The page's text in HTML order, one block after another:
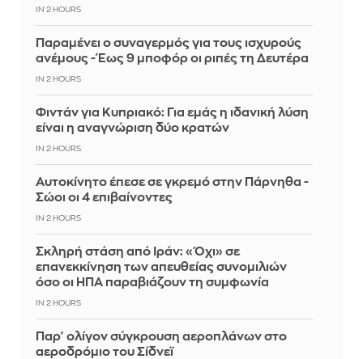
IN 2 HOURS
Παραμένει ο συναγερμός για τους ισχυρούς
ανέμους - Έως 9 μποφόρ οι ριπές τη Δευτέρα
IN 2 HOURS
Φιντάν για Κυπριακό: Για εμάς η ιδανική λύση
είναι η αναγνώριση δύο κρατών
IN 2 HOURS
Αυτοκίνητο έπεσε σε γκρεμό στην Πάρνηθα -
Σώοι οι 4 επιβαίνοντες
IN 2 HOURS
Σκληρή στάση από Ιράν: «Όχι» σε
επανεκκίνηση των απευθείας συνομιλιών
όσο οι ΗΠΑ παραβιάζουν τη συμφωνία
IN 2 HOURS
Παρ' ολίγον σύγκρουση αεροπλάνων στο
αεροδρόμιο του Σίδνεϊ